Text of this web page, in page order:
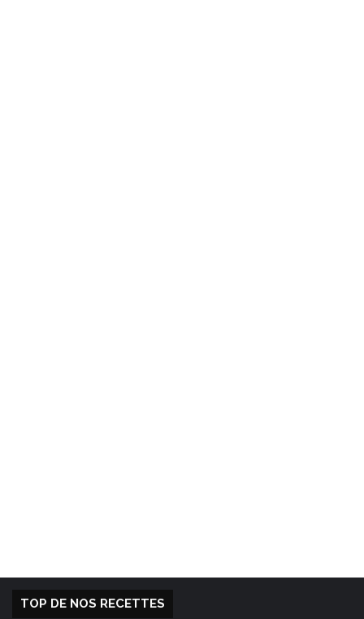
TOP DE NOS RECETTES